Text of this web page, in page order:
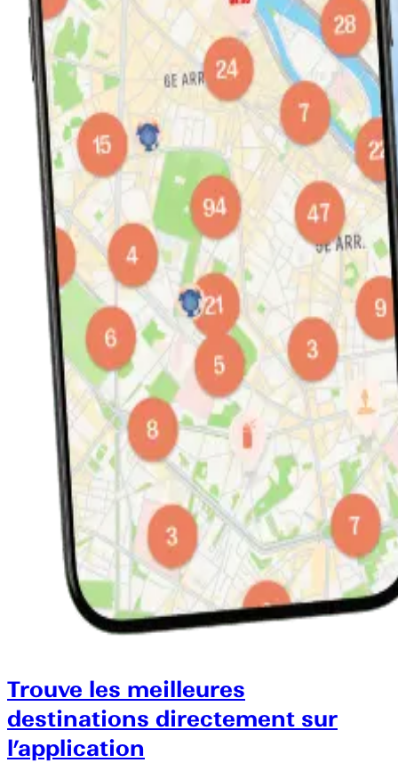
Trouve les meilleures
destinations directement sur
l’application